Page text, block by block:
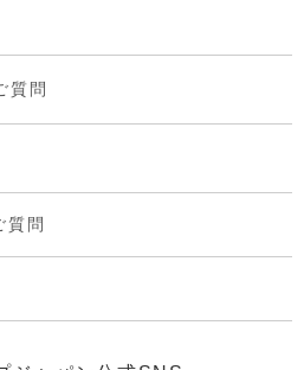
質問
質問